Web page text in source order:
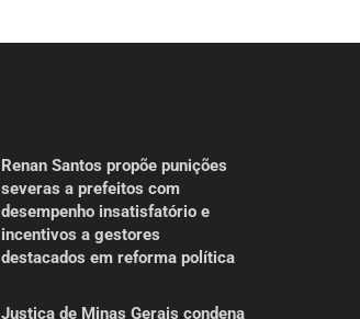
Renan Santos propõe punições
severas a prefeitos com
desempenho insatisfatório e
incentivos a gestores
destacados em reforma política
Justiça de Minas Gerais condena